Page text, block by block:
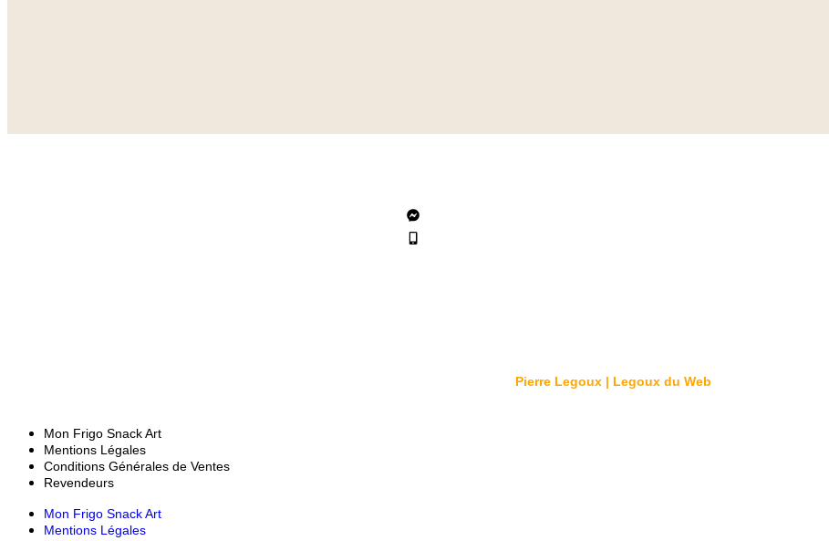
Pierre Legoux | Legoux du Web
Mon Frigo Snack Art
Mentions Légales
Conditions Générales de Ventes
Revendeurs
Mon Frigo Snack Art
Mentions Légales